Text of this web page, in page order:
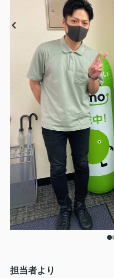
担当者より